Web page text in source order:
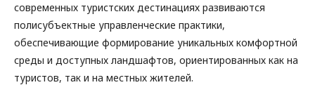
современных туристских дестинациях развиваются
полисубъектные управленческие практики,
обеспечивающие формирование уникальных комфортной
среды и доступных ландшафтов, ориентированных как на
туристов, так и на местных жителей.